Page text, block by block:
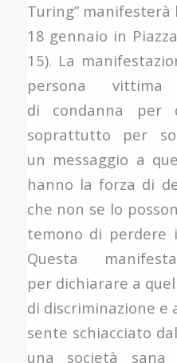
Turing” manifesterà
18 gennaio in
15). La
persona
di condanna per
soprattutto per
un messaggio a
hanno la forza di
che non se lo
temono di perdere
Questa
per dichiarare a
di discriminazione e
sente schiacciato
una società